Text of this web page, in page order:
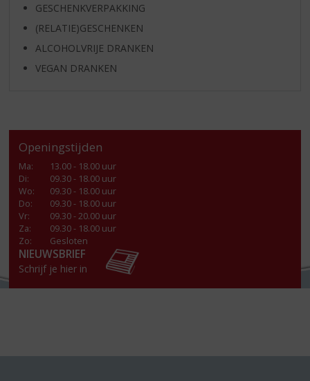
GESCHENKVERPAKKING
(RELATIE)GESCHENKEN
ALCOHOLVRIJE DRANKEN
VEGAN DRANKEN
Openingstijden
Ma:
13.00 - 18.00 uur
Di:
09.30 - 18.00 uur
Wo:
09.30 - 18.00 uur
Do:
09.30 - 18.00 uur
Vr:
09.30 - 20.00 uur
Za:
09.30 - 18.00 uur
Zo:
Gesloten
NIEUWSBRIEF
Schrijf je hier in